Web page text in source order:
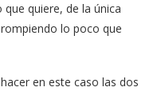
quiere, de la única
lo poco que
en este caso las dos